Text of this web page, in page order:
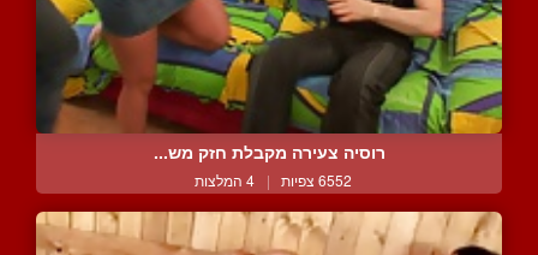
רוסיה צעירה מקבלת חזק מש...
6552 צפיות | 4 המלצות